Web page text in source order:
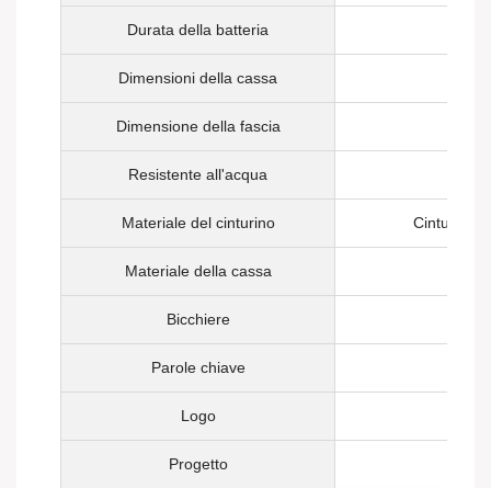
Durata della batteria
Dimensioni della cassa
Dimensione della fascia
Resistente all'acqua
Materiale del cinturino Cinturino
Materiale della cassa
Bicchiere
Parole chiave
Logo
Progetto